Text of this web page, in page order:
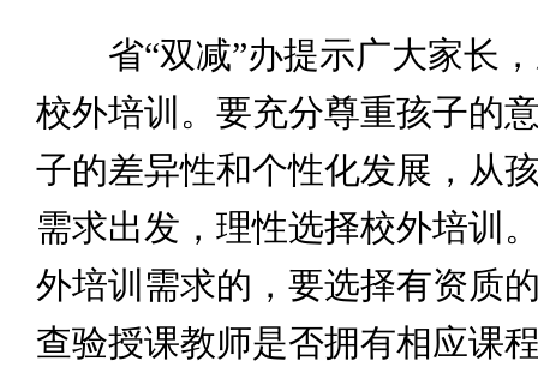
省“双减”办提示广大家长，
校外培训。要充分尊重孩子的
子的差异性和个性化发展，从
需求出发，理性选择校外培训
外培训需求的，要选择有资质
查验授课教师是否拥有相应课